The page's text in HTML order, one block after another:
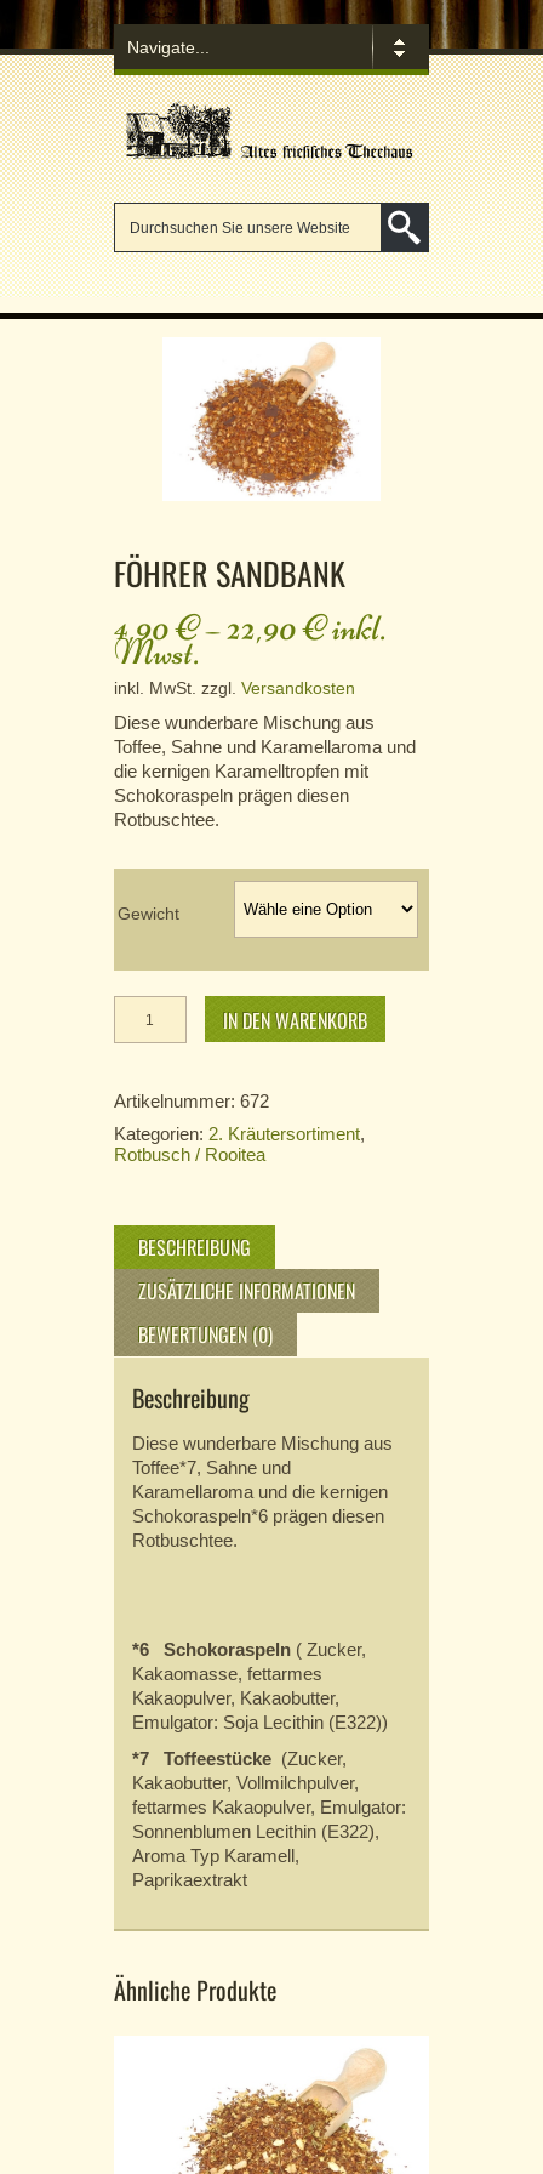
FÖHRER SANDBANK
4,90€–22,90€inkl.
Mwst.
inkl. MwSt. zzgl. Versandkosten
Diese wunderbare Mischung aus
Toffee, Sahne und Karamellaroma und
die kernigen Karamelltropfen mit
Schokoraspeln prägen diesen
Rotbuschtee.
Gewicht
Föhrer
Sandbank
IN DEN WARENKORB
Artikelnummer: 672
Kategorien: 2. Kräutersortiment,
Rotbusch / Rooitea
BESCHREIBUNG
ZUSÄTZLICHE INFORMATIONEN
BEWERTUNGEN (0)
Beschreibung
Diese wunderbare Mischung aus
Toffee*7, Sahne und
Karamellaroma und die kernigen
Schokoraspeln*6 prägen diesen
Rotbuschtee.
*6 Schokoraspeln ( Zucker,
Kakaomasse, fettarmes
Kakaopulver, Kakaobutter,
Emulgator: Soja Lecithin (E322))
*7 Toffeestücke (Zucker,
Kakaobutter, Vollmilchpulver,
fettarmes Kakaopulver, Emulgator:
Sonnenblumen Lecithin (E322),
Aroma Typ Karamell,
Paprikaextrakt
Ähnliche Produkte